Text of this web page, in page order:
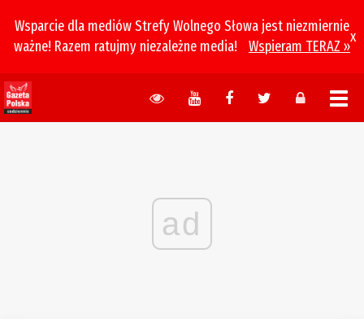
Wsparcie dla mediów Strefy Wolnego Słowa jest niezmiernie
ważne! Razem ratujmy niezależne media!
Wspieram TERAZ »
x
ad